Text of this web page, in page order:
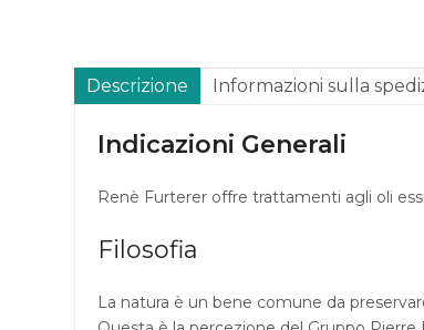
Descrizione Informazioni sulla
Indicazioni Generali
Renè Furterer offre trattamenti agli oli
Filosofia
La natura è un bene comune da